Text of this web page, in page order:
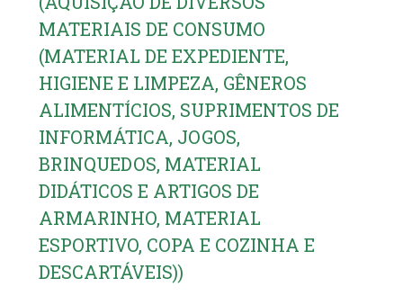
MATERIAIS DE CONSUMO
(MATERIAL DE EXPEDIENTE,
HIGIENE E LIMPEZA, GÊNEROS
ALIMENTÍCIOS, SUPRIMENTOS DE
INFORMÁTICA, JOGOS,
BRINQUEDOS, MATERIAL
DIDÁTICOS E ARTIGOS DE
ARMARINHO, MATERIAL
ESPORTIVO, COPA E COZINHA E
DESCARTÁVEIS))